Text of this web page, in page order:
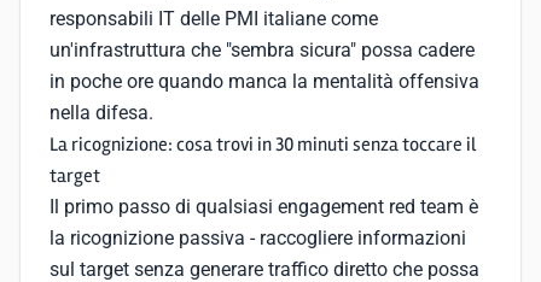
responsabili IT delle PMI italiane come
un'infrastruttura che "sembra sicura" possa cadere
in poche ore quando manca la mentalità offensiva
nella difesa.
La ricognizione: cosa trovi in 30 minuti senza toccare il
target
Il primo passo di qualsiasi engagement red team è
la ricognizione passiva - raccogliere informazioni
sul target senza generare traffico diretto che possa